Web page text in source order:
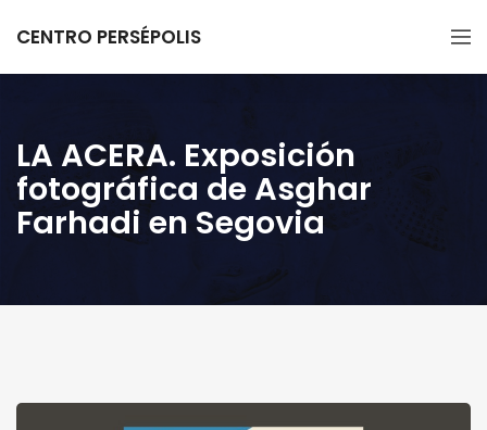
CENTRO PERSÉPOLIS
LA ACERA. Exposición
fotográfica de Asghar
Farhadi en Segovia